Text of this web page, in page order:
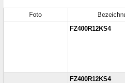
Foto
FZ400R12KS4
FZ400R12KS4